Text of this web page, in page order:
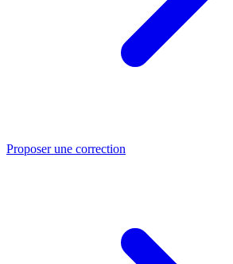
Proposer une correction